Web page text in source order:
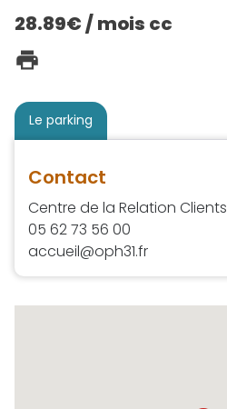
28.89€ / mois cc
Le parking
Contact
Centre de la Relation Clients
05 62 73 56 00
accueil@oph31.fr